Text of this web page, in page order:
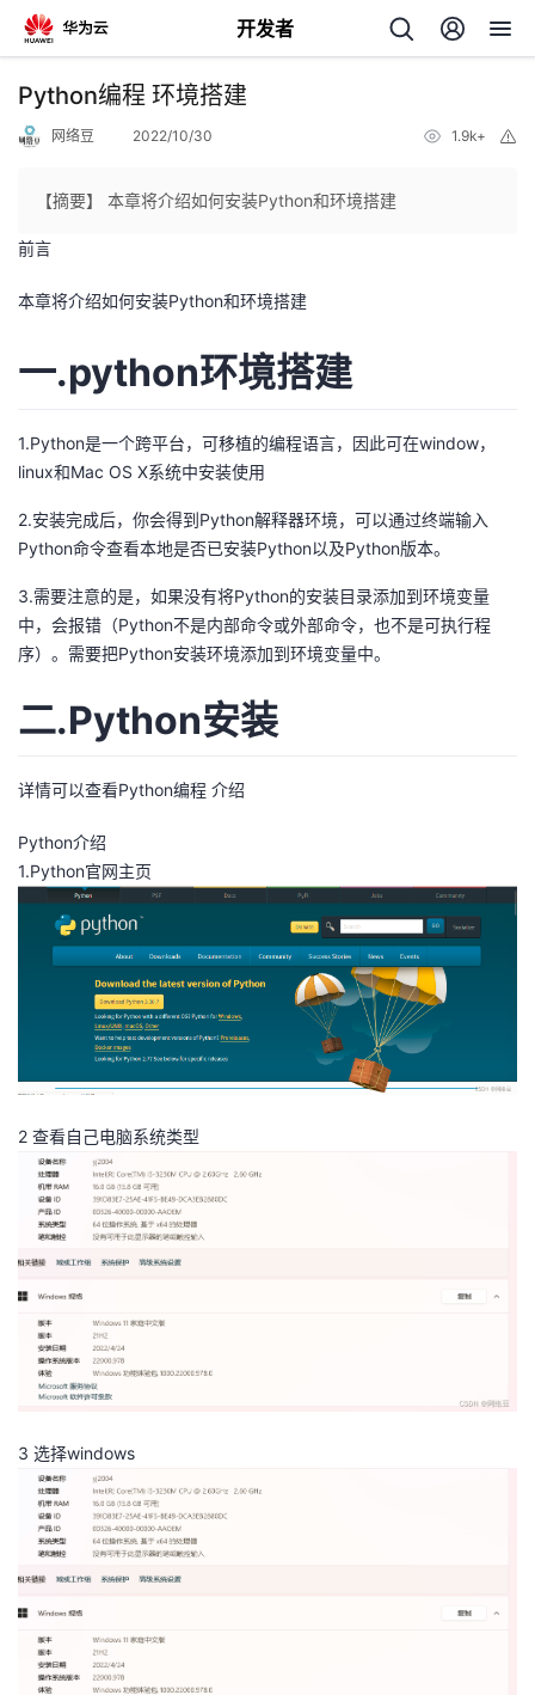
开发者
返
开
发
我
坛
圈
子
的
直
我
的
我
注
开
发
者
学
堂
我
的
课
程
我
的
认
证
我
的
实
验
我
的
收
的
Programs
我
的
支
持
我
的
技
术
支
持
我
的
云
声
建
议
Python编程 环境搭建
网络豆 2022/10/30 1.9k+
【摘要】 本章将介绍如何安装Python和环境搭建
前言
本章将介绍如何安装Python和环境搭建
一.python环境搭建
1.Python是一个跨平台，可移植的编程语言，因此可在window，
linux和Mac OS X系统中安装使用
2.安装完成后，你会得到Python解释器环境，可以通过终端输入
Python命令查看本地是否已安装Python以及Python版本。
3.需要注意的是，如果没有将Python的安装目录添加到环境变量
中，会报错（Python不是内部命令或外部命令，也不是可执行程
序）。需要把Python安装环境添加到环境变量中。
二.Python安装
详情可以查看Python编程 介绍
Python介绍
1.Python官网主页
2 查看自己电脑系统类型
3 选择windows